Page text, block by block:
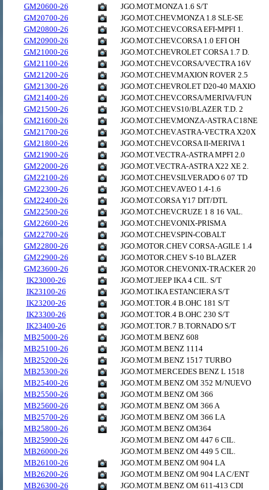
GM20600-26
JGO.MOT.MONZA 1.6 S/T
GM20700-26
JGO.MOT.CHEV.MONZA 1.8 SLE-SE
GM20800-26
JGO.MOT.CHEV.CORSA EFI-MPFI 1.
GM20900-26
JGO.MOT.CHEV.CORSA 1.0 EFI OH
GM21000-26
JGO.MOT.CHEVROLET CORSA 1.7 D.
GM21100-26
JGO.MOT.CHEV.CORSA/VECTRA 16V
GM21200-26
JGO.MOT.CHEV.MAXION ROVER 2.5
GM21300-26
JGO.MOT.CHEVROLET D20-40 MAXIO
GM21400-26
JGO.MOT.CHEV.CORSA/MERIVA/FUN
GM21500-26
JGO.MOT.CHEV.S10/BLAZER T.D. 2
GM21600-26
JGO.MOT.CHEV.MONZA-ASTRA C18NE
GM21700-26
JGO.MOT.CHEV.ASTRA-VECTRA X20X
GM21800-26
JGO.MOT.CHEV.CORSA II-MERIVA 1
GM21900-26
JGO.MOT.VECTRA-ASTRA MPFI 2.0
GM22000-26
JGO.MOT.VECTRA-ASTRA X22 XE 2.
GM22100-26
JGO.MOT.CHEV.SILVERADO 6 07 TD
GM22300-26
JGO.MOT.CHEV.AVEO 1.4-1.6
GM22400-26
JGO.MOT.CORSA Y17 DIT/DTL
GM22500-26
JGO.MOT.CHEV.CRUZE 1 8 16 VAL.
GM22600-26
JGO.MOT.CHEV.ONIX-PRISMA
GM22700-26
JGO.MOT.CHEV.SPIN-COBALT
GM22800-26
JGO.MOTOR.CHEV CORSA-AGILE 1.4
GM22900-26
JGO.MOTOR.CHEV S-10 BLAZER
GM23600-26
JGO.MOTOR.CHEV.ONIX-TRACKER 20
IK23000-26
JGO.MOT.JEEP IKA 4 CIL. S/T
IK23100-26
JGO.MOT.IKA ESTANCIERA S/T
IK23200-26
JGO.MOT.TOR.4 B.OHC 181 S/T
IK23300-26
JGO.MOT.TOR.4 B.OHC 230 S/T
IK23400-26
JGO.MOT.TOR.7 B.TORNADO S/T
MB25000-26
JGO.MOT.M.BENZ 608
MB25100-26
JGO.MOT.M.BENZ 1114
MB25200-26
JGO.MOT.M.BENZ 1517 TURBO
MB25300-26
JGO.MOT.MERCEDES BENZ L 1518
MB25400-26
JGO.MOT.M.BENZ OM 352 M/NUEVO
MB25500-26
JGO.MOT.M.BENZ OM 366
MB25600-26
JGO.MOT.M.BENZ OM 366 A
MB25700-26
JGO.MOT.M.BENZ OM 366 LA
MB25800-26
JGO.MOT.M.BENZ OM364
MB25900-26
JGO.MOT.M.BENZ OM 447 6 CIL.
MB26000-26
JGO.MOT.M.BENZ OM 449 5 CIL.
MB26100-26
JGO.MOT.M.BENZ OM 904 LA
MB26200-26
JGO.MOT.M.BENZ OM 904 LA C/ENT
MB26300-26
JGO.MOT.M.BENZ OM 611-413 CDI